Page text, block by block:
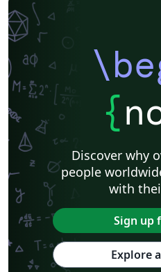
{
Discover why
people
with
Sign up
Explore